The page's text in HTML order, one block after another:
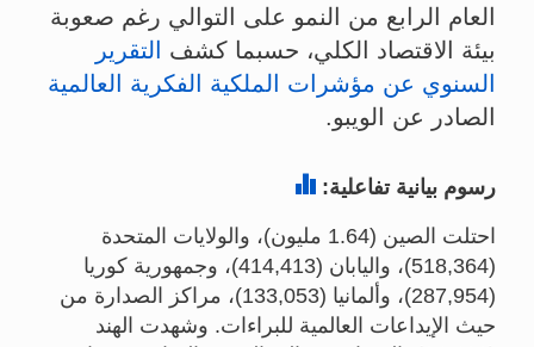
العام الرابع من النمو على التوالي رغم صعوبة
بيئة الاقتصاد الكلي، حسبما كشف
التقرير
السنوي عن مؤشرات الملكية الفكرية العالمية
الصادر عن الويبو.
رسوم بيانية تفاعلية: Barchart
احتلت الصين (1.64 مليون)، والولايات المتحدة
(518,364)، واليابان (414,413)، وجمهورية كوريا
(287,954)، وألمانيا (133,053)، مراكز الصدارة من
حيث الإيداعات العالمية للبراءات. وشهدت الهند